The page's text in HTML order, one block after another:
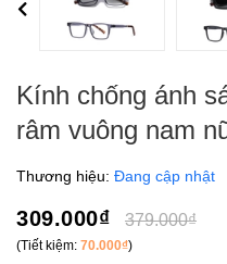
Previous
Kính chống ánh
râm vuông nam
Thương hiệu: Đang cập nhật
309.000₫ 379.000₫
(Tiết kiệm: 70.000₫)